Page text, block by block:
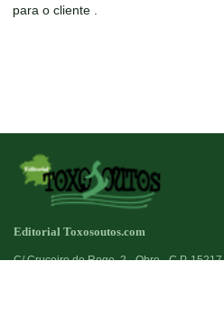
para o cliente .
Editorial Toxosoutos.com
C/ Cruceiro do Rego, 2 - Obre - C.P.